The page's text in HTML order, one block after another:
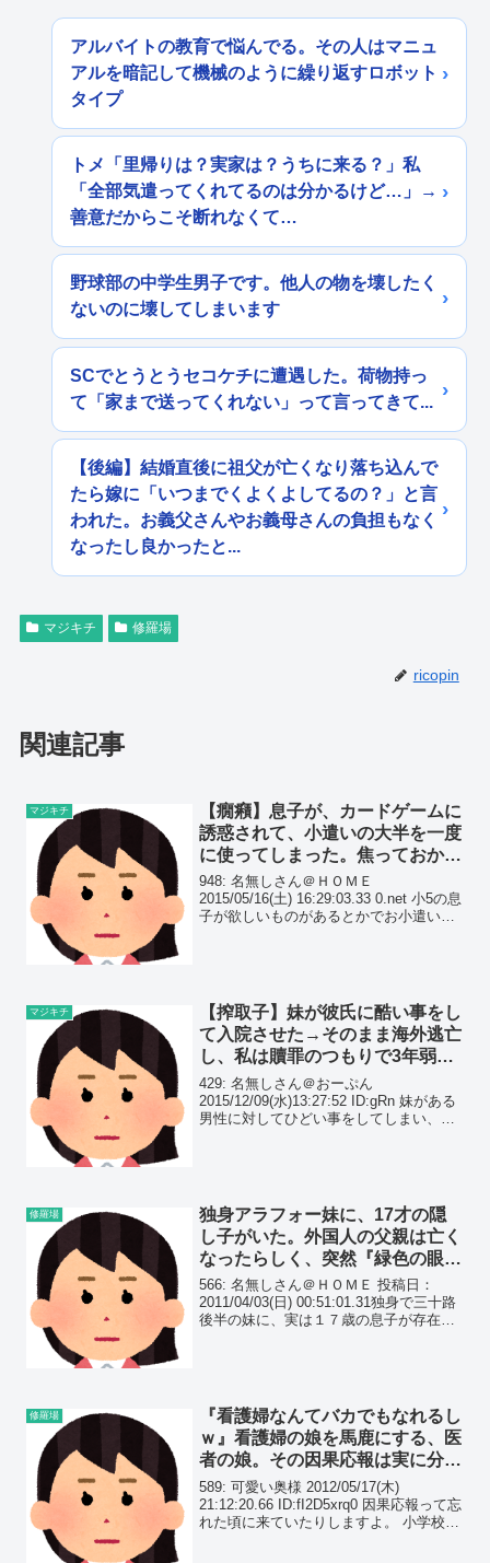
アルバイトの教育で悩んでる。その人はマニュ
アルを暗記して機械のように繰り返すロボット
タイプ
トメ「里帰りは？実家は？うちに来る？」私
「全部気遣ってくれてるのは分かるけど…」→
善意だからこそ断れなくて…
野球部の中学生男子です。他人の物を壊したく
ないのに壊してしまいます
SCでとうとうセコケチに遭遇した。荷物持っ
て「家まで送ってくれない」って言ってきて...
【後編】結婚直後に祖父が亡くなり落ち込んで
たら嫁に「いつまでくよくよしてるの？」と言
われた。お義父さんやお義母さんの負担もなく
なったし良かったと...
マジキチ 修羅場
ricopin
関連記事
マジキチ
【癇癪】息子が、カードゲームに
誘惑されて、小遣いの大半を一度
に使ってしまった。焦っておかし
くなった息子は、店を飛び出し…
948: 名無しさん＠ＨＯＭＥ
2015/05/16(土) 16:29:03.33 0.net 小5の息
子が欲しいものがあるとかでお小遣いを
マジキチ
【搾取子】妹が彼氏に酷い事をし
て入院させた→そのまま海外逃亡
し、私は贖罪のつもりで3年弱お
世話をしていたら…
429: 名無しさん＠おーぷん
2015/12/09(水)13:27:52 ID:gRn 妹がある
男性に対してひどい事をしてしまい、贖
修羅場
独身アラフォー妹に、17才の隠
し子がいた。外国人の父親は亡く
なったらしく、突然『緑色の眼の
甥』の出現に焦っている…
566: 名無しさん＠ＨＯＭＥ 投稿日：
2011/04/03(日) 00:51:01.31独身で三十路
後半の妹に、実は１７歳の息子が存在し
修羅場
『看護婦なんてバカでもなれるし
ｗ』看護婦の娘を馬鹿にする、医
者の娘。その因果応報は実に分か
り易い形で…
589: 可愛い奥様 2012/05/17(木)
21:12:20.66 ID:fI2D5xrq0 因果応報って忘
れた頃に来ていたりしますよ。 小学校高